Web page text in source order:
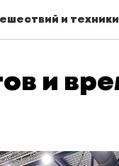
и
и